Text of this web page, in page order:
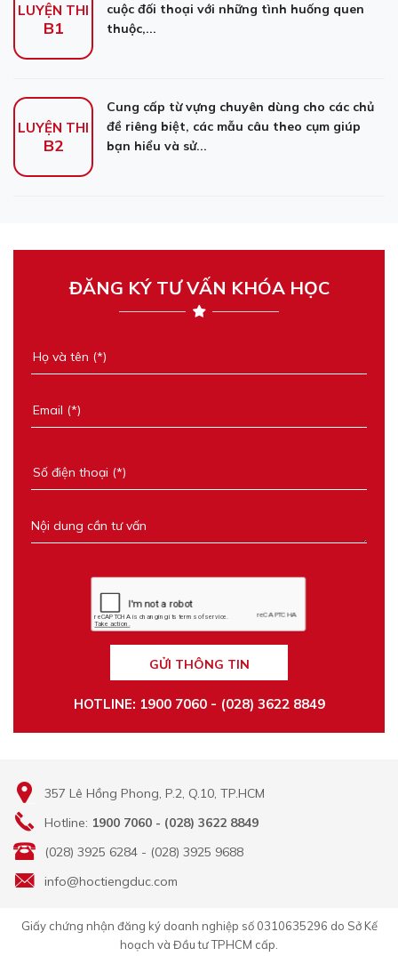
LUYỆN THI
B1
cuộc đối thoại với những tình huống quen
thuộc,...
LUYỆN THI
B2
Cung cấp từ vựng chuyên dùng cho các chủ
đề riêng biệt, các mẫu câu theo cụm giúp
bạn hiểu và sử...
ĐĂNG KÝ TƯ VẤN KHÓA HỌC
GỬI THÔNG TIN
HOTLINE: 1900 7060 - (028) 3622 8849
357 Lê Hồng Phong, P.2, Q.10, TP.HCM
Hotline: 1900 7060 - (028) 3622 8849
(028) 3925 6284 - (028) 3925 9688
info@hoctiengduc.com
Giấy chứng nhận đăng ký doanh nghiệp số 0310635296 do Sở Kế
hoạch và Đầu tư TPHCM cấp.